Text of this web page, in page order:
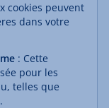
cookies peuvent
dans votre
: Cette
pour les
telles que